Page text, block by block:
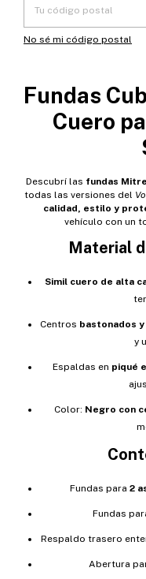
No sé mi código postal
Fundas
Cuero
Descubrí las fundas
todas las versiones del
calidad, estilo y
vehículo con un
Material
Simil cuero de alta
Centros bastonados
y
Espaldas en piqué
Color: Negro con
Fundas para 2
Fundas
Respaldo trasero
Abertura